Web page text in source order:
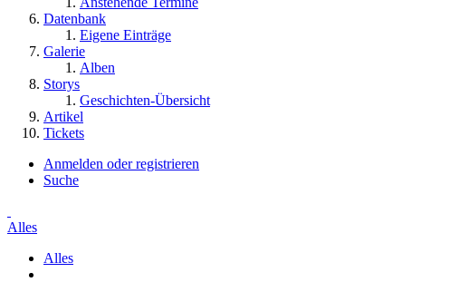
Datenbank
Eigene Einträge
Galerie
Alben
Storys
Geschichten-Übersicht
Artikel
Tickets
Anmelden oder registrieren
Suche
Alles
Alles